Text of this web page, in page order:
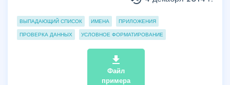
Группы статей
ВЫПАДАЮЩИЙ СПИСОК ИМЕНА ПРИЛОЖЕНИЯ
ПРОВЕРКА ДАННЫХ УСЛОВНОЕ ФОРМАТИРОВАНИЕ
file_download
Файл
примера